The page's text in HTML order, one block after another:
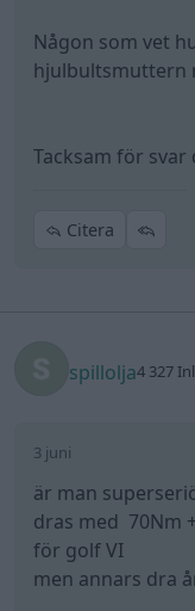
Någon som vet
hjulbultsmuttern
Tacksam för
Citera
spillolja4 327
3 juni
är man
dras med 70Nm
för golf VI
men annars dra